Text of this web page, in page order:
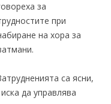
за
при
на хора за
са ясни,
да управлява